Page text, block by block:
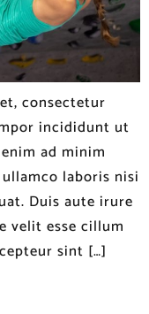
consectetur
incididunt ut
ad minim
laboris nisi
Duis aute irure
velit esse cillum
sint […]